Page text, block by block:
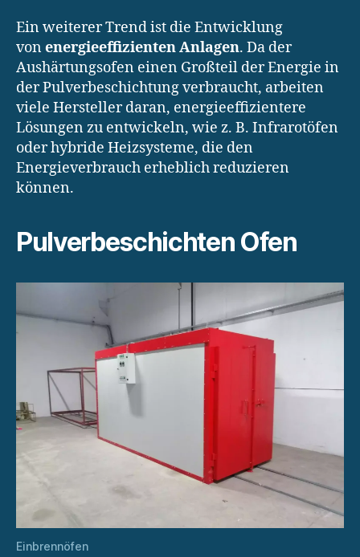
Ein weiterer Trend ist die Entwicklung
vonenergieeffizienten Anlagen. Da der
Aushärtungsofen einen Großteil der Energie in
der Pulverbeschichtung verbraucht, arbeiten
viele Hersteller daran, energieeffizientere
Lösungen zu entwickeln, wie z. B. Infrarotöfen
oder hybride Heizsysteme, die den
Energieverbrauch erheblich reduzieren
können.
Pulverbeschichten Ofen
Einbrennöfen